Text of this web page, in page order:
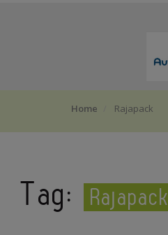
Home Rajapack
Tag: Rajapack